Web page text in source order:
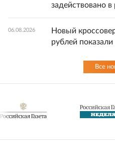
задействовано в
06.08.2026
Новый
рублей
Все